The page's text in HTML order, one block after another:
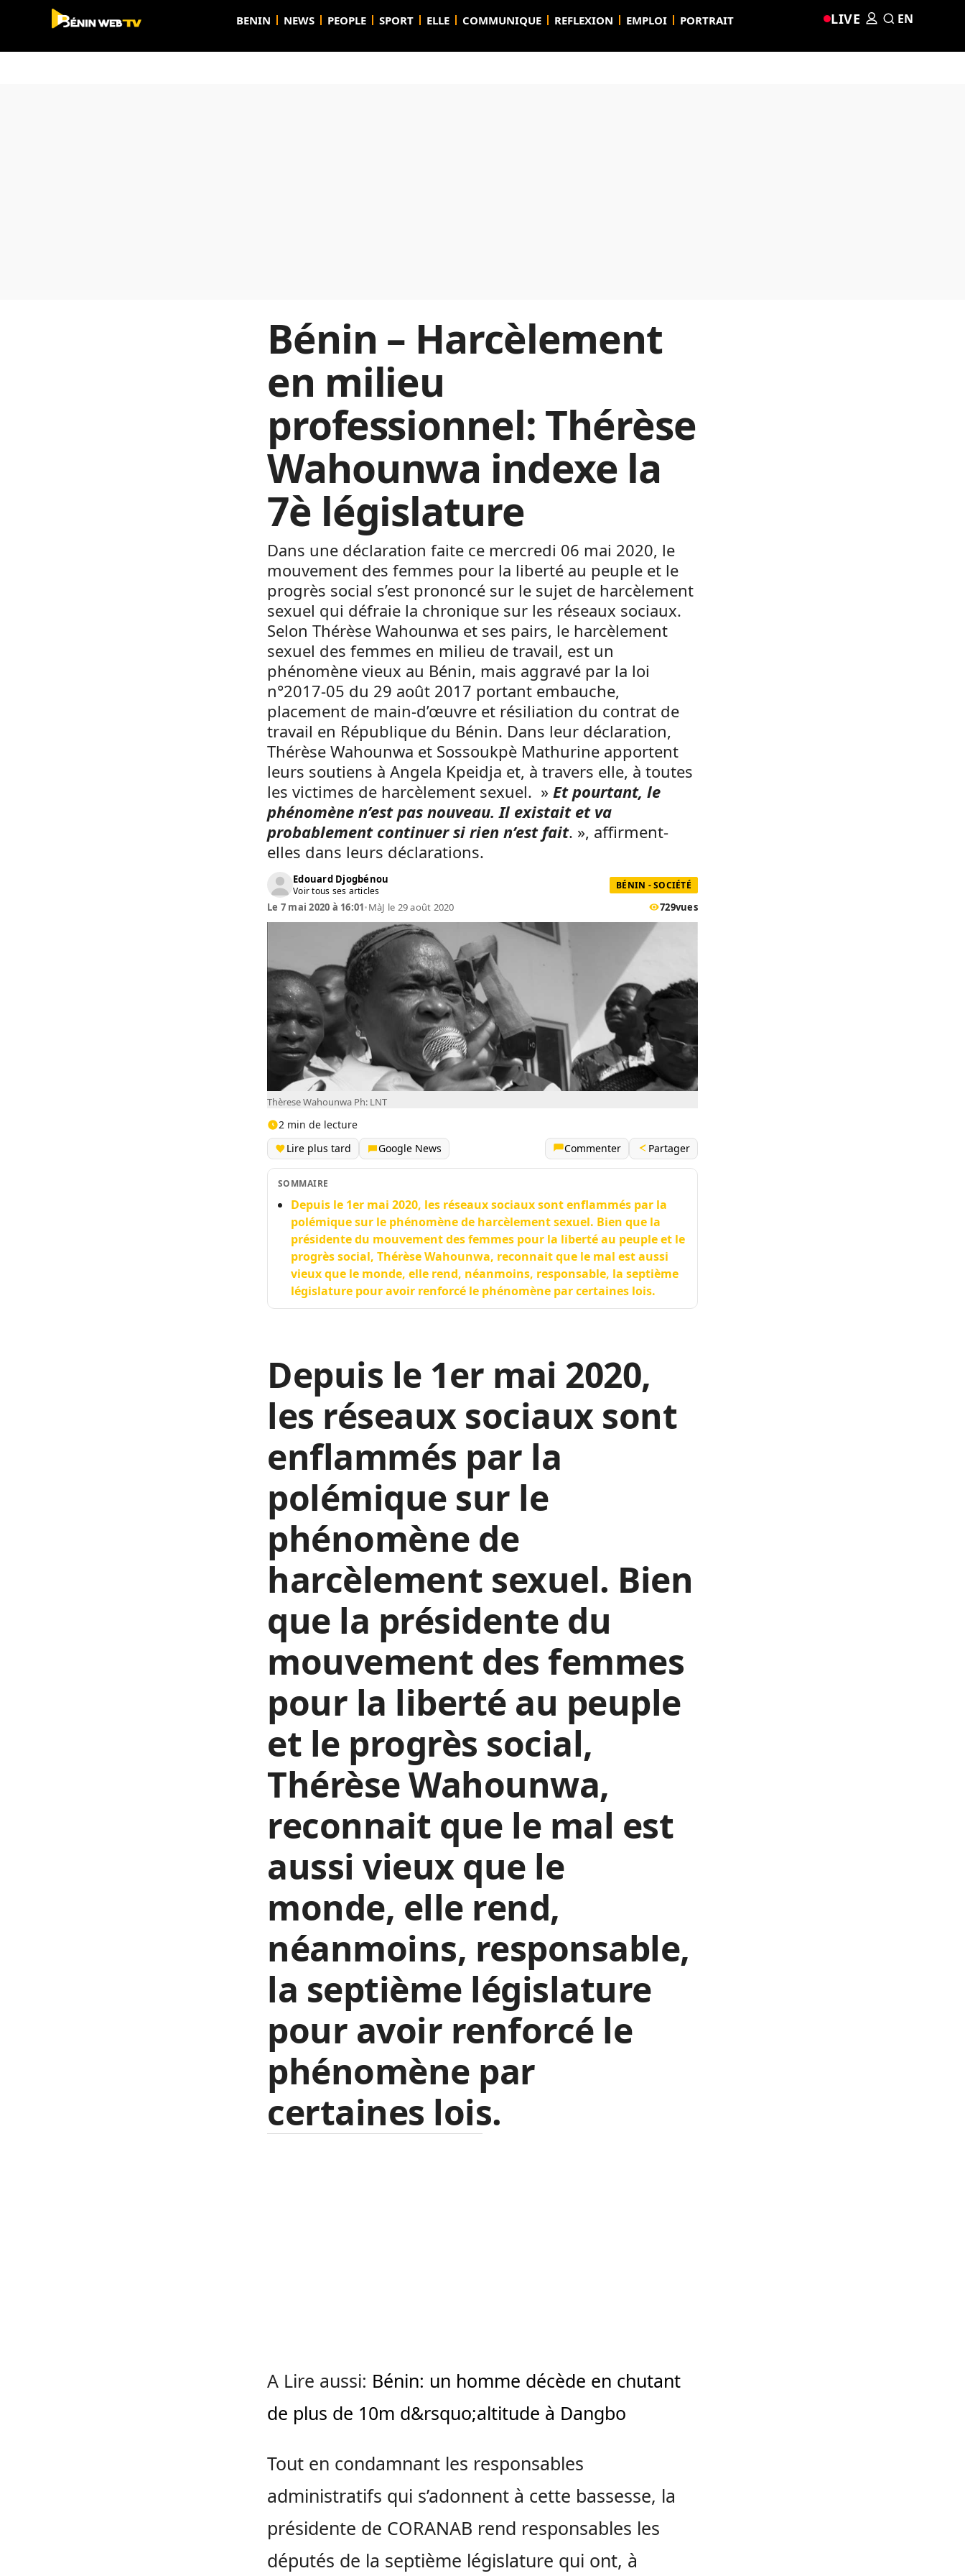
BENIN NEWS PEOPLE SPORT ELLE COMMUNIQUE REFLEXION EMPLOI PORTRAIT LIVE EN
Bénin – Harcèlement
en milieu
professionnel: Thérèse
Wahounwa indexe la
7è législature
Dans une déclaration faite ce mercredi 06 mai 2020, le
mouvement des femmes pour la liberté au peuple et le
progrès social s’est prononcé sur le sujet de harcèlement
sexuel qui défraie la chronique sur les réseaux sociaux.
Selon Thérèse Wahounwa et ses pairs, le harcèlement
sexuel des femmes en milieu de travail, est un
phénomène vieux au Bénin, mais aggravé par la loi
n°2017‐05 du 29 août 2017 portant embauche,
placement de main‐d’œuvre et résiliation du contrat de
travail en République du Bénin. Dans leur déclaration,
Thérèse Wahounwa et Sossoukpè Mathurine apportent
leurs soutiens à Angela Kpeidja et, à travers elle, à toutes
les victimes de harcèlement sexuel. » Et pourtant, le
phénomène n’est pas nouveau. Il existait et va
probablement continuer si rien n’est fait. », affirment-
elles dans leurs déclarations.
Edouard Djogbénou
Voir tous ses articles BÉNIN - SOCIÉTÉ
Le 7 mai 2020 à 16:01•MàJ le 29 août 2020 729vues
Thèrese Wahounwa Ph: LNT
2 min de lecture
Lire plus tard
Google News Commenter Partager
SOMMAIRE
Depuis le 1er mai 2020, les réseaux sociaux sont enflammés par la
polémique sur le phénomène de harcèlement sexuel. Bien que la
présidente du mouvement des femmes pour la liberté au peuple et le
progrès social, Thérèse Wahounwa, reconnait que le mal est aussi
vieux que le monde, elle rend, néanmoins, responsable, la septième
législature pour avoir renforcé le phénomène par certaines lois.
Depuis le 1er mai 2020,
les réseaux sociaux sont
enflammés par la
polémique sur le
phénomène de
harcèlement sexuel. Bien
que la présidente du
mouvement des femmes
pour la liberté au peuple
et le progrès social,
Thérèse Wahounwa,
reconnait que le mal est
aussi vieux que le
monde, elle rend,
néanmoins, responsable,
la septième législature
pour avoir renforcé le
phénomène par
certaines lois.
A Lire aussi: Bénin: un homme décède en chutant
de plus de 10m d&rsquo;altitude à Dangbo
Tout en condamnant les responsables
administratifs qui s’adonnent à cette bassesse, la
présidente de CORANAB rend responsables les
députés de la septième législature qui ont, à